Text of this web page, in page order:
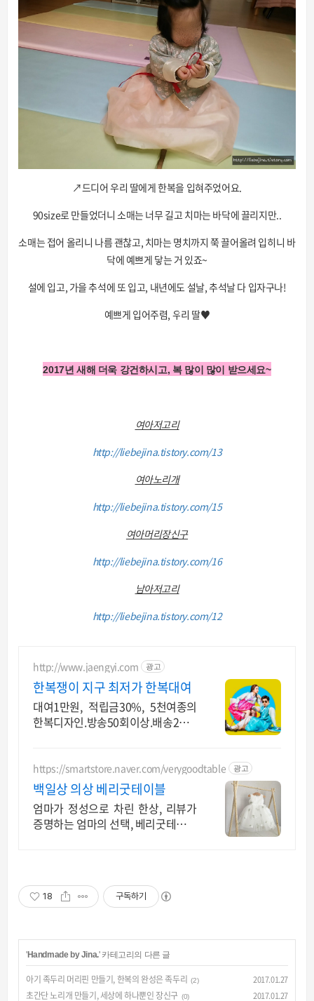
↗드디어 우리 딸에게 한복을 입혀주었어요.
90size로 만들었더니 소매는 너무 길고 치마는 바닥에 끌리지만..
소매는 접어 올리니 나름 괜찮고, 치마는 명치까지 쭉 끌어올려 입히니 바
닥에 예쁘게 닿는 거 있죠~
설에 입고, 가을 추석에 또 입고, 내년에도 설날, 추석날 다 입자구나!
예쁘게 입어주렴, 우리 딸♥
2017년 새해 더욱 강건하시고, 복 많이 많이 받으세요~
여아저고리
http://liebejina.tistory.com/13
여아노리개
http://liebejina.tistory.com/15
여아머리장신구
http://liebejina.tistory.com/16
남아저고리
http://liebejina.tistory.com/12
http://www.jaengyi.com 광고
한복쟁이 지구 최저가 한복대여
대여1만원, 적립금30%, 5천여종의
한복디자인.방송50회이상.배송2만
https://smartstore.naver.com/verygoodtable 광고
백일상 의상 베리굿테이블
엄마가 정성으로 차린 한상, 리뷰가
증명하는 엄마의 선택, 베리굿테이블
18 구독하기
'Handmade by Jina.' 카테고리의 다른 글
아기 족두리 머리핀 만들기, 한복의 완성은 족두리 (2) 2017.01.27
초간단 노리개 만들기, 세상에 하나뿐인 장신구 (0) 2017.01.27